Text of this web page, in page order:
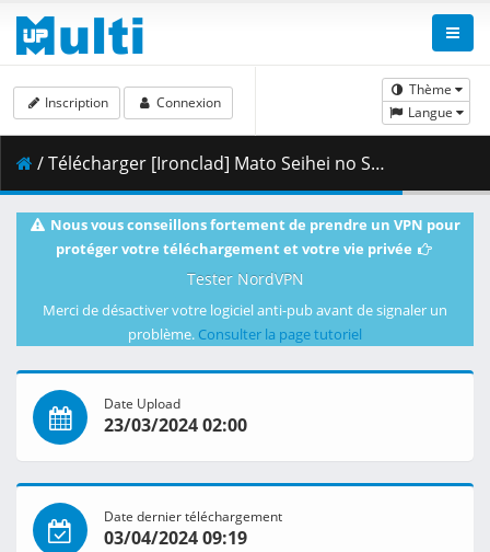
Thème
Langue
Inscription Connexion
/ Télécharger [Ironclad] Mato Seihei no Slave - 11 [10bit.1080p.AV1].mkv.001 ( 344.47 MB )
Nous vous conseillons fortement de prendre un VPN pour
protéger votre téléchargement et votre vie privée
Tester NordVPN
Merci de désactiver votre logiciel anti-pub avant de signaler un
problème. Consulter la page tutoriel
Date Upload
23/03/2024 02:00
Date dernier téléchargement
03/04/2024 09:19